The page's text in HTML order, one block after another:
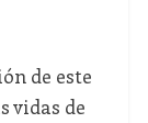
de este
vidas de